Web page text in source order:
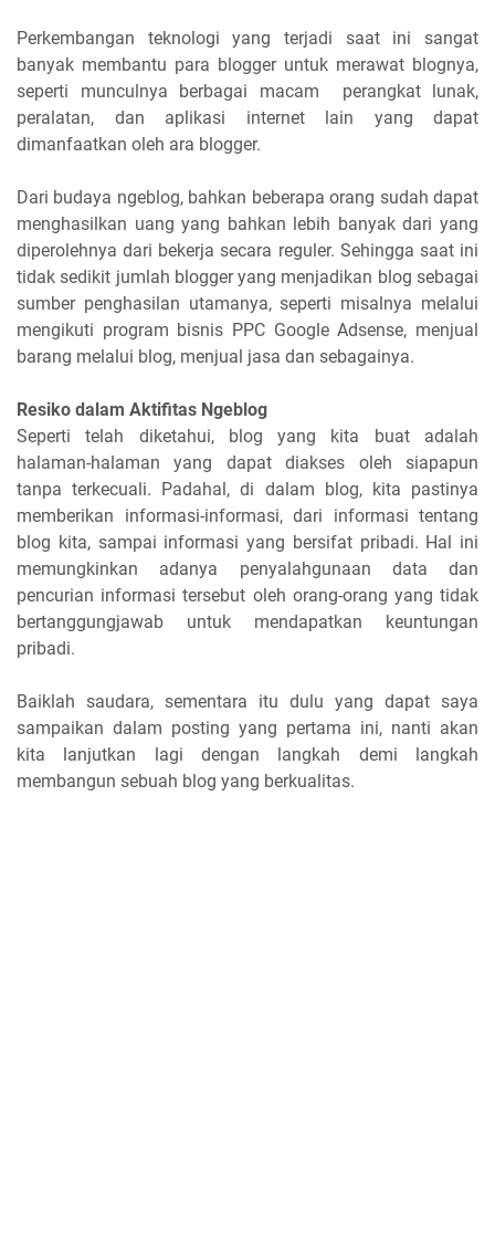
Perkembangan teknologi yang terjadi saat ini sangat
banyak membantu para blogger untuk merawat blognya,
seperti munculnya berbagai macam perangkat lunak,
peralatan, dan aplikasi internet lain yang dapat
dimanfaatkan oleh ara blogger.
Dari budaya ngeblog, bahkan beberapa orang sudah dapat
menghasilkan uang yang bahkan lebih banyak dari yang
diperolehnya dari bekerja secara reguler. Sehingga saat ini
tidak sedikit jumlah blogger yang menjadikan blog sebagai
sumber penghasilan utamanya, seperti misalnya melalui
mengikuti program bisnis PPC Google Adsense, menjual
barang melalui blog, menjual jasa dan sebagainya.
Resiko dalam Aktifitas Ngeblog
Seperti telah diketahui, blog yang kita buat adalah
halaman-halaman yang dapat diakses oleh siapapun
tanpa terkecuali. Padahal, di dalam blog, kita pastinya
memberikan informasi-informasi, dari informasi tentang
blog kita, sampai informasi yang bersifat pribadi. Hal ini
memungkinkan adanya penyalahgunaan data dan
pencurian informasi tersebut oleh orang-orang yang tidak
bertanggungjawab untuk mendapatkan keuntungan
pribadi.
Baiklah saudara, sementara itu dulu yang dapat saya
sampaikan dalam posting yang pertama ini, nanti akan
kita lanjutkan lagi dengan langkah demi langkah
membangun sebuah blog yang berkualitas.